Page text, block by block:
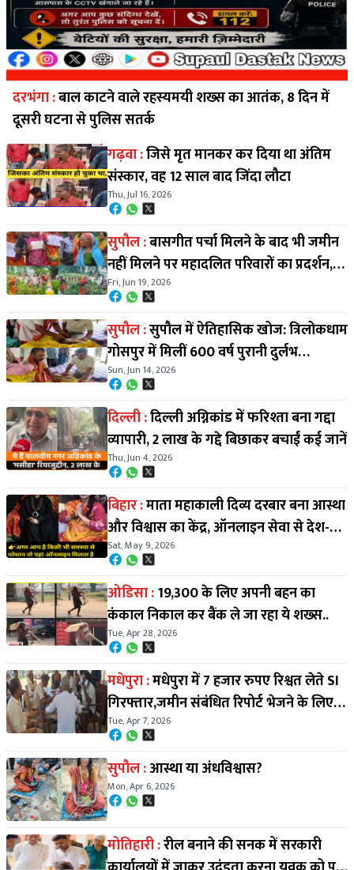
दरभंगा :बाल काटने वाले रहस्यमयी शख्स का आतंक, 8 दिन में
दूसरी घटना से पुलिस सतर्क
गढ़वा :जिसे मृत मानकर कर दिया था अंतिम
संस्कार, वह 12 साल बाद जिंदा लौटा
Thu, Jul 16, 2026
सुपौल :बासगीत पर्चा मिलने के बाद भी जमीन
नहीं मिलने पर महादलित परिवारों का प्रदर्शन,
एनएच 327ई किया जाम
Fri, Jun 19, 2026
सुपौल :सुपौल में ऐतिहासिक खोज: त्रिलोकधाम
गोसपुर में मिलीं 600 वर्ष पुरानी दुर्लभ
पांडुलिपियाँ
Sun, Jun 14, 2026
दिल्ली :दिल्ली अग्निकांड में फरिश्ता बना गद्दा
व्यापारी, ₹2 लाख के गद्दे बिछाकर बचाईं कई जानें
Thu, Jun 4, 2026
बिहार :माता महाकाली दिव्य दरबार बना आस्था
और विश्वास का केंद्र, ऑनलाइन सेवा से देश-
विदेश के श्रद्धालु हो रहे जुड़ाव
Sat, May 9, 2026
ओडिसा :19,300 के लिए अपनी बहन का
कंकाल निकाल कर बैंक ले जा रहा ये शख्स..
Tue, Apr 28, 2026
मधेपुरा :मधेपुरा में 7 हजार रुपए रिश्वत लेते SI
गिरफ्तार,जमीन संबंधित रिपोर्ट भेजने के लिए ले
रहे थे घुस
Tue, Apr 7, 2026
सुपौल :आस्था या अंधविश्वास?
Mon, Apr 6, 2026
मोतिहारी :रील बनाने की सनक में सरकारी